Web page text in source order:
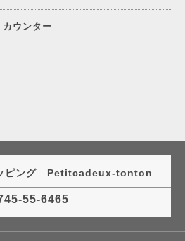
カウンター
ピング Petitcadeux-tonton
55-6465